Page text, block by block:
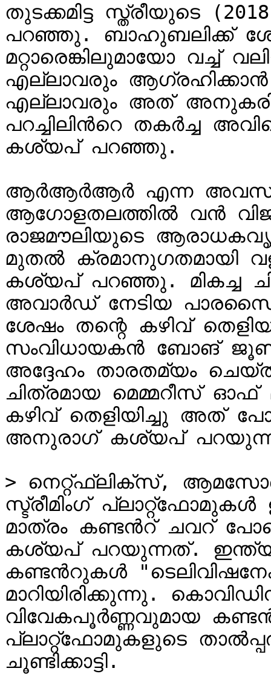
തുടക്കമിട്ട സ്ത്രീയുടെ
പറഞ്ഞു. ബാഹുബലിക്ക്
മറ്റാരെങ്കിലുമായോ വച്ച്
എല്ലാവരും
എല്ലാവരും അത്
പറച്ചിലിന്‍റെ തകര്‍ച്ച
കശ്യപ് പറഞ്ഞു.
ആർആർആർ എന്ന
ആഗോളതലത്തിൽ വൻ
രാജമൗലിയുടെ
മുതൽ ക്രമാനുഗതമായി
കശ്യപ് പറഞ്ഞു. മികച്ച
അവാർഡ് നേടിയ
ശേഷം തന്റെ കഴിവ്
സംവിധായകൻ ബോങ് ജൂൺ
അദ്ദേഹം താരതമ്യം
ചിത്രമായ മെമ്മറീസ്
കഴിവ് തെളിയിച്ചു അത്
അനുരാഗ് കശ്യപ്
> നെറ്റ്ഫ്ലിക്സ്,
സ്ട്രീമിംഗ് പ്ലാറ്റ്‌ഫോമുകൾ ഉപയോക്താക്കളെ കൂട്ടാന്‍ വേണ്ടി
മാത്രം കണ്ടന്‍റ് ചവറ്
കശ്യപ് പറയുന്നത്.
കണ്ടന്‍റുകള്‍
മാറിയിരിക്കുന്നു.
വിവേകപൂർണ്ണവുമായ
പ്ലാറ്റ്‌ഫോമുകളുടെ താൽപ്പര്യം നശിച്ചെന്നും കശ്യപ്
ചൂണ്ടിക്കാട്ടി.